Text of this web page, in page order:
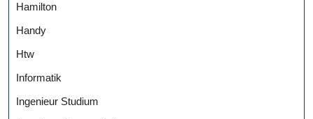
Hamilton
Handy
Htw
Informatik
Ingenieur Studium